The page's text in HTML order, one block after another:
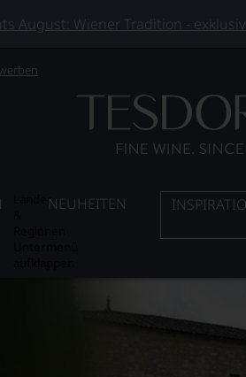
August: Wiener Tradition -
LänderNEUHEITEN